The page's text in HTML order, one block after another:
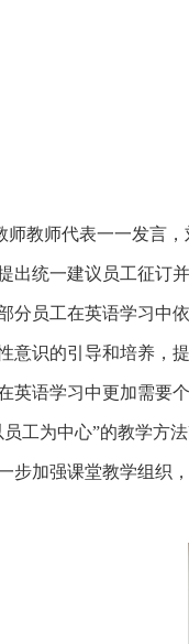
师教师代表一一发言
出统一建议员工征订
分员工在英语学习中
意识的引导和培养，
英语学习中更加需要
员工为中心”的教学方
步加强课堂教学组织